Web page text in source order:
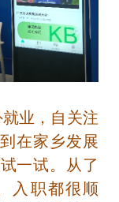
业，自关注
在家乡发展
一试。从了
入职都很顺